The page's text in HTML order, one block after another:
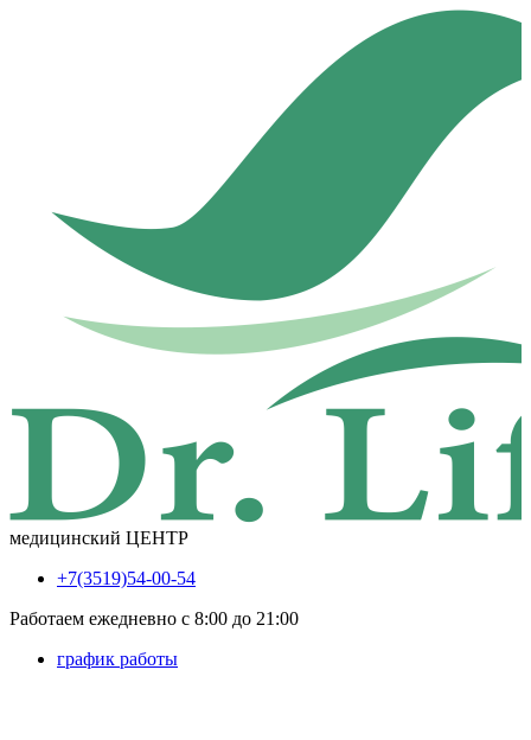
медицинский ЦЕНТР
+7(3519)54-00-54
Работаем ежедневно с 8:00 до 21:00
график работы